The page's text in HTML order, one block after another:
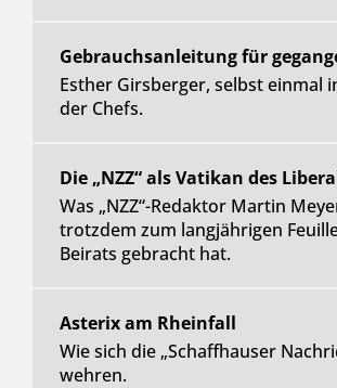
Gebrauchsanleitung für
Esther Girsberger, selbst einmal
der Chefs.
Die „NZZ“ als Vatikan des
Was „NZZ“-Redaktor Martin
trotzdem zum langjährigen
Beirats gebracht hat.
Asterix am Rheinfall
Wie sich die „Schaffhauser
wehren.